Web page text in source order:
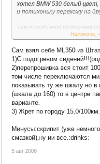
хотел BMW 530 белый цвет,
и потихоньку перехожу на
Там походу нет подогрева
(цена?) на передние
Сколько стоит
Градусы в цельсии.
Я понимаю, что шкала
путем физической замены.
из информации по BMW)
НА что стоит обратить
До какого пробега стоит
попасть на крупные замены
Да, и ещё пишут что 3.5 л
Спасибо
Нажмите,
Сам взял себе ML350 из
1)С подогревом
2)перепрошивка вся стоит
том числе переключаются
показывать ту же шкалу но
(шкала до 160) то в центре
варианте.
3) Жрет по городу 15,0/
Минусы:скрипит (уже
смазкой),ну ии все.:drinks:
5 авг 2008